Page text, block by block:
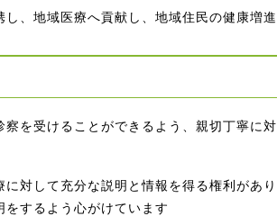
し、地域医療へ貢献し、地域住民の健康増
察を受けることができるよう、親切丁寧に
に対して充分な説明と情報を得る権利があ
をするよう心がけています